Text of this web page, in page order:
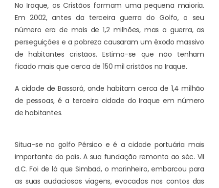
No Iraque, os Cristãos formam uma pequena maioria.
Em 2002, antes da terceira guerra do Golfo, o seu
número era de mais de 1,2 milhões, mas a guerra, as
perseguições e a pobreza causaram um êxodo massivo
de habitantes cristãos. Estima-se que não tenham
ficado mais que cerca de 150 mil cristãos no Iraque.
A cidade de Bassorá, onde habitam cerca de 1,4 milhão
de pessoas, é a terceira cidade do Iraque em número
de habitantes.
Situa-se no golfo Pérsico e é a cidade portuária mais
importante do país. A sua fundação remonta ao séc. VII
d.C. Foi de lá que Simbad, o marinheiro, embarcou para
as suas audaciosas viagens, evocadas nos contos das